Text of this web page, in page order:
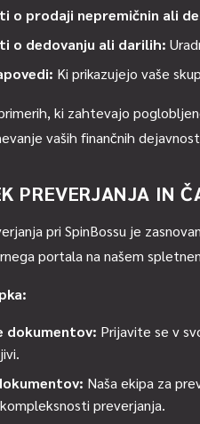
o prodaji nepremičnin ali
o dedovanju ali darilih:
Ki prikazujejo vaše
ki zahtevajo
vaših finančnih
PREVERJANJA IN
pri SpinBossu je
portala na našem
dokumentov: Prijavite se v
Naša ekipa za
preverjanja.